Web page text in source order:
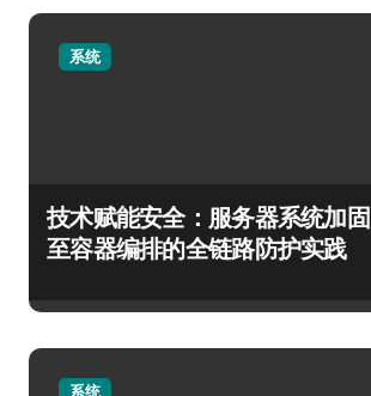
系统
技术赋能安全：服务器系统加固
至容器编排的全链路防护实践
系统